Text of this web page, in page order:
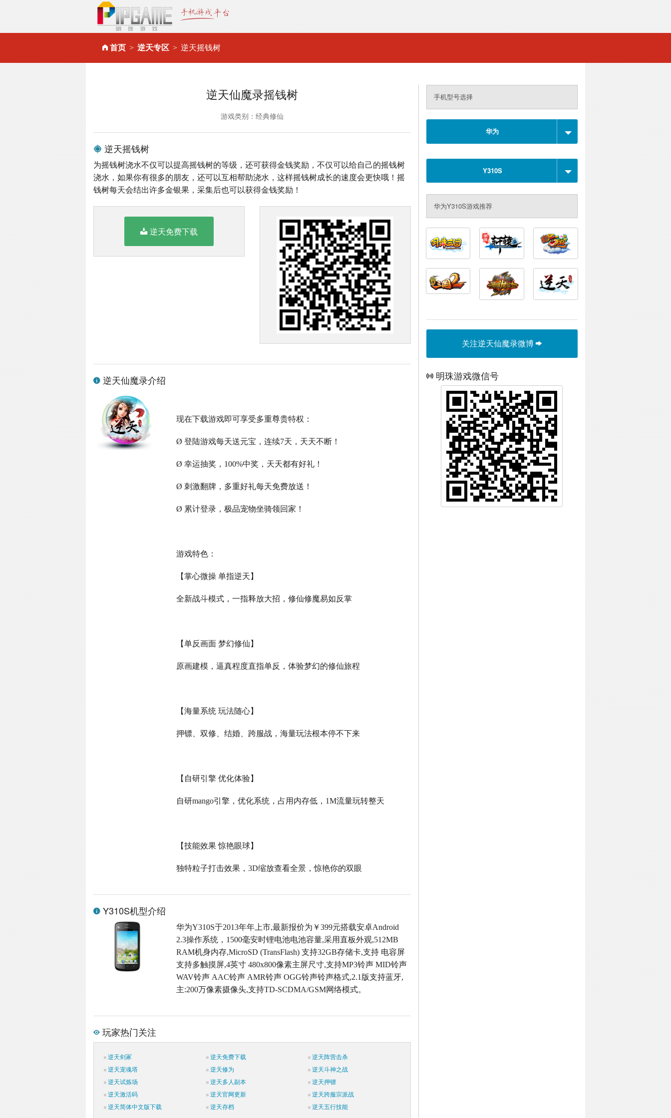
首页 逆天专区 逆天摇钱树
逆天仙魔录摇钱树
游戏类别：经典修仙
逆天摇钱树
为摇钱树浇水不仅可以提高摇钱树的等级，还可获得金钱奖励，不仅可以给自己的摇钱树
浇水，如果你有很多的朋友，还可以互相帮助浇水，这样摇钱树成长的速度会更快哦！摇
钱树每天会结出许多金银果，采集后也可以获得金钱奖励！
逆天免费下载
逆天仙魔录介绍
现在下载游戏即可享受多重尊贵特权：
Ø 登陆游戏每天送元宝，连续7天，天天不断！
Ø 幸运抽奖，100%中奖，天天都有好礼！
Ø 刺激翻牌，多重好礼每天免费放送！
Ø 累计登录，极品宠物坐骑领回家！
游戏特色：
【掌心微操 单指逆天】
全新战斗模式，一指释放大招，修仙修魔易如反掌
【单反画面 梦幻修仙】
原画建模，逼真程度直指单反，体验梦幻的修仙旅程
【海量系统 玩法随心】
押镖、双修、结婚、跨服战，海量玩法根本停不下来
【自研引擎 优化体验】
自研mango引擎，优化系统，占用内存低， 1M流量玩转整天
【技能效果 惊艳眼球】
独特粒子打击效果，3D缩放查看全景，惊艳你的双眼
Y310S机型介绍
华为Y310S于2013年年上市,最新报价为￥399元搭载安卓Android
2.3操作系统，1500毫安时锂电池电池容量,采用直板外观,512MB
RAM机身内存,MicroSD (TransFlash) 支持32GB存储卡,支持 电容屏
支持多触摸屏,4英寸 480x800像素主屏尺寸,支持MP3铃声 MID铃声
WAV铃声 AAC铃声 AMR铃声 OGG铃声铃声格式,2.1版支持蓝牙,
主:200万像素摄像头,支持TD-SCDMA/GSM网络模式。
玩家热门关注
逆天剑冢 逆天免费下载
逆天阵营击杀
逆天宠魂塔
逆天修为
逆天斗神之战
逆天试炼场
逆天多人副本
逆天押镖
逆天激活码
逆天官网更新
逆天跨服宗派战
逆天简体中文版下载
逆天存档 逆天五行技能
手机型号选择
华为
Y310S
华为Y310S游戏推荐
关注逆天仙魔录微博
明珠游戏微信号